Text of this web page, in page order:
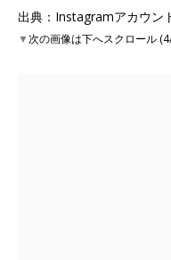
出典：Instagramアカウン
▼次の画像は下へスクロール